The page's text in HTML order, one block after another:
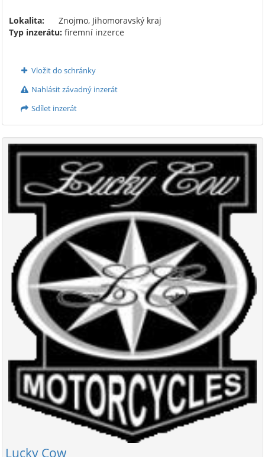
Lokalita:
Znojmo, Jihomoravský kraj
Typ inzerátu: firemní inzerce
Vložit do schránky
Nahlásit závadný inzerát
Sdílet inzerát
Lucky Cow